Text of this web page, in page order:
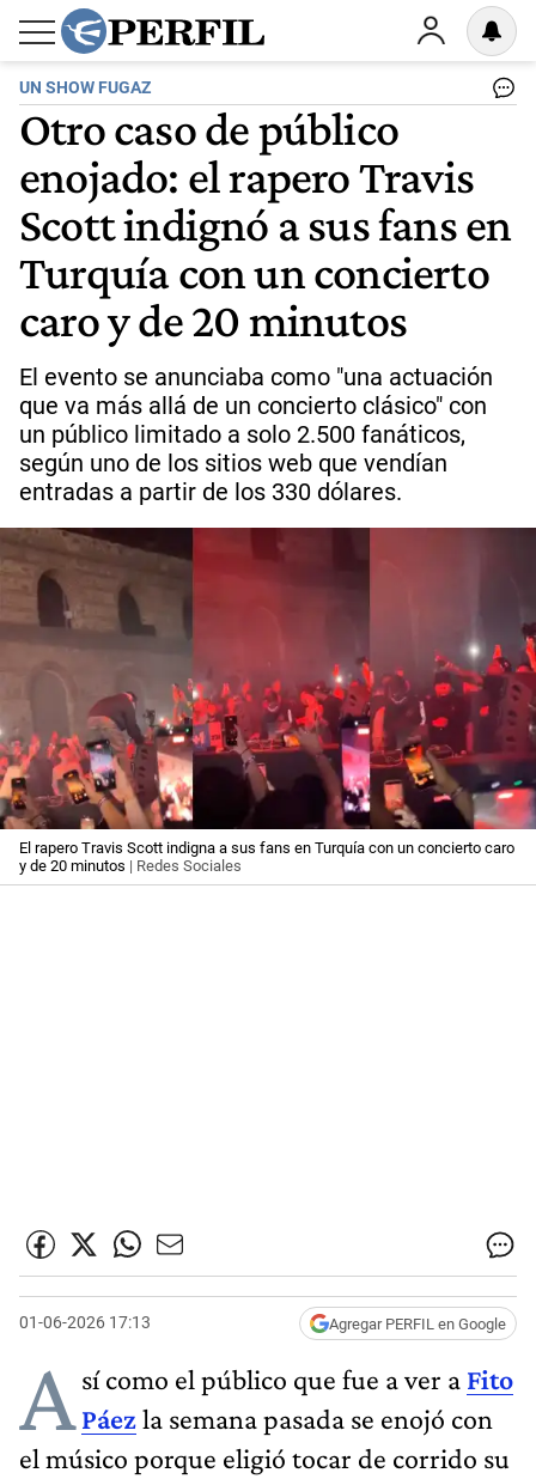
UN SHOW FUGAZ
Otro caso de público
enojado: el rapero Travis
Scott indignó a sus fans en
Turquía con un concierto
caro y de 20 minutos
El evento se anunciaba como "una actuación
que va más allá de un concierto clásico" con
un público limitado a solo 2.500 fanáticos,
según uno de los sitios web que vendían
entradas a partir de los 330 dólares.
El rapero Travis Scott indigna a sus fans en Turquía con un concierto caro
y de 20 minutos | Redes Sociales
01-06-2026 17:13 Agregar PERFIL en Google
Así como el público que fue a ver a Fito
Páezla semana pasada se enojó con
el músico porque eligió tocar de corrido su